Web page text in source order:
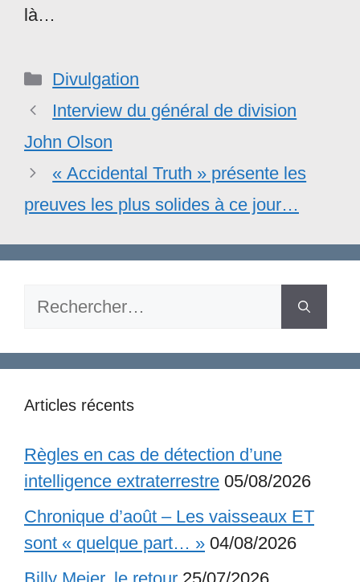
là…
Catégories
Divulgation
Interview du général de division
John Olson
« Accidental Truth » présente les
preuves les plus solides à ce jour…
Rechercher :
Articles récents
Règles en cas de détection d’une
intelligence extraterrestre 05/08/2026
Chronique d’août – Les vaisseaux ET
sont « quelque part… » 04/08/2026